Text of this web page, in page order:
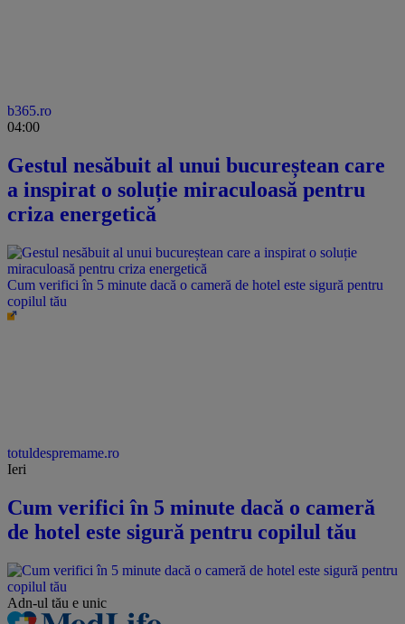
b365.ro
04:00
Gestul nesăbuit al unui bucureștean care
a inspirat o soluție miraculoasă pentru
criza energetică
Cum verifici în 5 minute dacă o cameră de hotel este sigură pentru
copilul tău
totuldespremame.ro
Ieri
Cum verifici în 5 minute dacă o cameră
de hotel este sigură pentru copilul tău
Adn-ul tău e unic